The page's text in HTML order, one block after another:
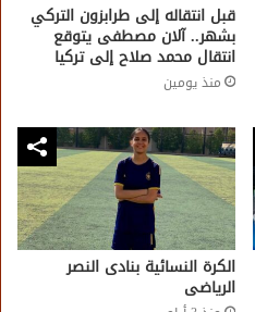
قبل انتقاله إلى طرابزون التركي
بشهر.. آلان مصطفى يتوقع
انتقال محمد صلاح إلى تركيا
منذ يومين
الكرة النسائية بنادى النصر
الرياضى